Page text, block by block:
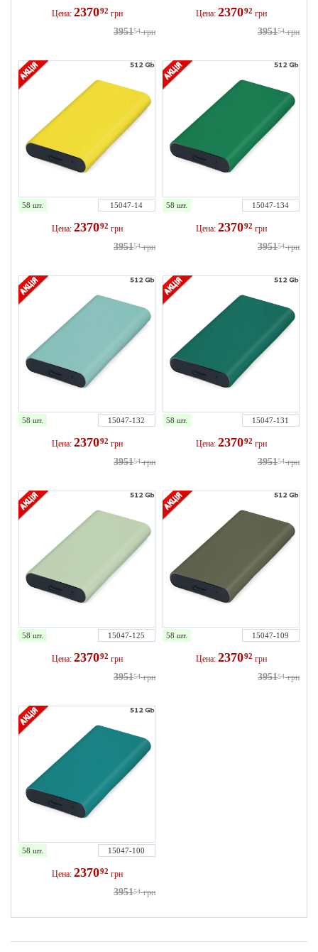
Цена: 237092 грн
395154 грн
Цена: 237092 грн
395154 грн
58 шт. 15047-14
Цена: 237092 грн
395154 грн
58 шт. 15047-134
Цена: 237092 грн
395154 грн
58 шт. 15047-132
Цена: 237092 грн
395154 грн
58 шт. 15047-131
Цена: 237092 грн
395154 грн
58 шт. 15047-125
Цена: 237092 грн
395154 грн
58 шт. 15047-109
Цена: 237092 грн
395154 грн
58 шт. 15047-100
Цена: 237092 грн
395154 грн